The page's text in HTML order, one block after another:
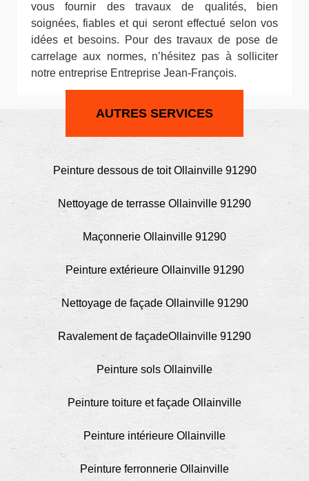
vous fournir des travaux de qualités, bien
soignées, fiables et qui seront effectué selon vos
idées et besoins. Pour des travaux de pose de
carrelage aux normes, n’hésitez pas à solliciter
notre entreprise Entreprise Jean-François.
AUTRES SERVICES
Peinture dessous de toit Ollainville 91290
Nettoyage de terrasse Ollainville 91290
Maçonnerie Ollainville 91290
Peinture extérieure Ollainville 91290
Nettoyage de façade Ollainville 91290
Ravalement de façadeOllainville 91290
Peinture sols Ollainville
Peinture toiture et façade Ollainville
Peinture intérieure Ollainville
Peinture ferronnerie Ollainville